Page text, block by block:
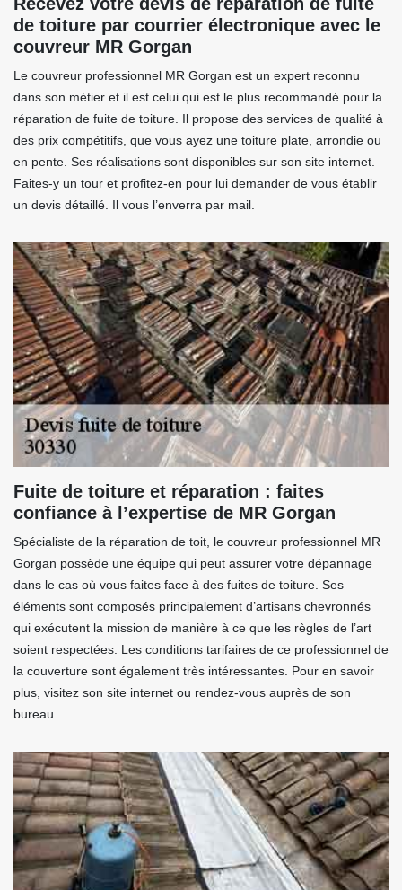
de toiture par courrier électronique avec le
couvreur MR Gorgan
Le couvreur professionnel MR Gorgan est un expert reconnu
dans son métier et il est celui qui est le plus recommandé pour la
réparation de fuite de toiture. Il propose des services de qualité à
des prix compétitifs, que vous ayez une toiture plate, arrondie ou
en pente. Ses réalisations sont disponibles sur son site internet.
Faites-y un tour et profitez-en pour lui demander de vous établir
un devis détaillé. Il vous l’enverra par mail.
Fuite de toiture et réparation : faites
confiance à l’expertise de MR Gorgan
Spécialiste de la réparation de toit, le couvreur professionnel MR
Gorgan possède une équipe qui peut assurer votre dépannage
dans le cas où vous faites face à des fuites de toiture. Ses
éléments sont composés principalement d’artisans chevronnés
qui exécutent la mission de manière à ce que les règles de l’art
soient respectées. Les conditions tarifaires de ce professionnel de
la couverture sont également très intéressantes. Pour en savoir
plus, visitez son site internet ou rendez-vous auprès de son
bureau.